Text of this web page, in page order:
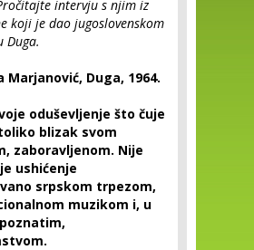
intervju s njim iz
koji je dao jugoslovenskom
Duga.
Marjanović, Duga, 1964.
oduševljenje što čuje
blizak svom
zaboravljenom. Nije
ushićenje
srpskom trpezom,
muzikom i, u